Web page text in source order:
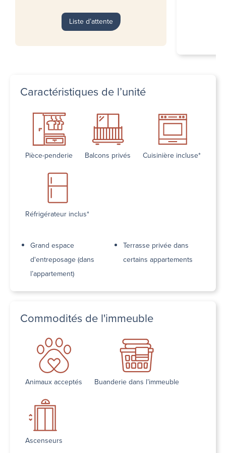
Liste d’attente
Caractéristiques de l’unité
Pièce-penderie Balcons privés Cuisinière incluse*
Réfrigérateur inclus*
Grand espace
d'entreposage (dans
l’appartement)
Terrasse privée dans
certains appartements
Commodités de l'immeuble
Animaux acceptés Buanderie dans l’immeuble
Ascenseurs